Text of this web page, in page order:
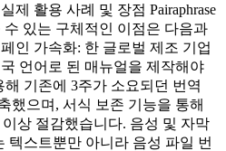
제 활용 사례 및 장점 Pairaphrase
있는 구체적인 이점은 다음과
인 가속화: 한 글로벌 제조 기업
언어로 된 매뉴얼을 제작해야
해 기존에 3주가 소요되던 번역
했으며, 서식 보존 기능을 통해
상 절감했습니다. 음성 및 자막
텍스트뿐만 아니라 음성 파일 번